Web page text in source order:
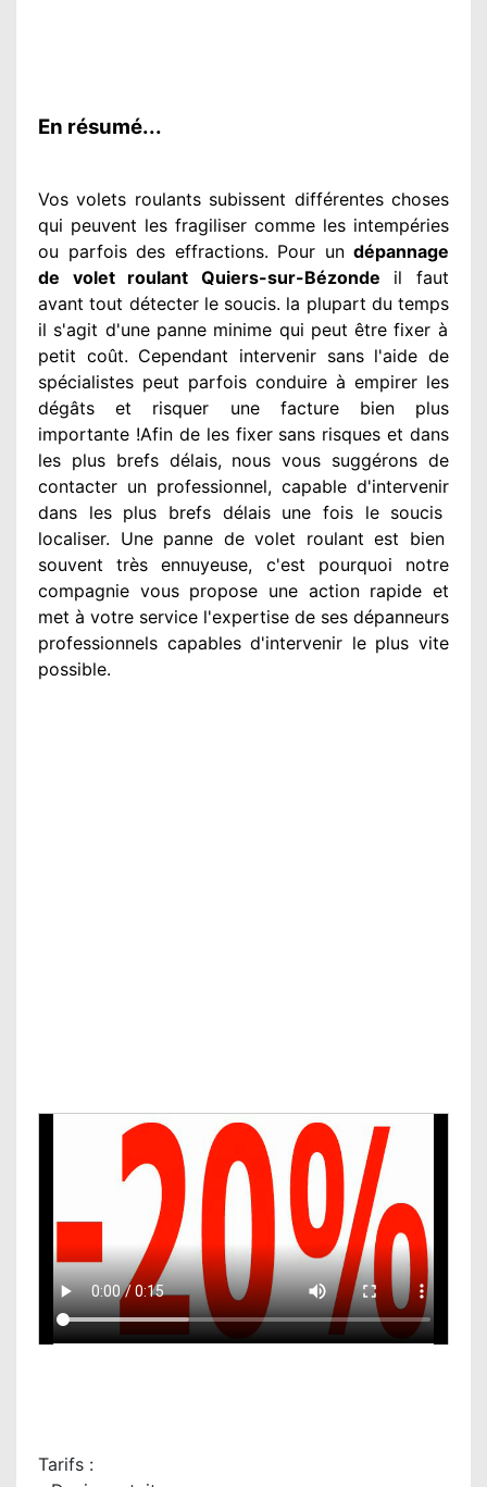
En résumé...
Vos volets roulants subissent différenteschoses
qui peuvent les fragiliser comme les intempéries
ou parfois des effractions. Pour un dépannage
de volet roulant Quiers-sur-Bézonde il faut
avant tout détecterle soucis. la plupart du temps
il s'agit d'une panne minime qui peut être fixer à
petit coût. Cependant intervenir sans l'aide de
spécialistes peut parfois conduire à empirer les
dégâts et risquer une facture bien plus
importante !Afin de les fixersans risques et dans
les plus brefsdélais, nous vous suggérons de
contacter un professionnel, capable d'intervenir
dans les plus brefs délais une fois le soucis
localiser. Une panne de volet roulant est bien
souvent très ennuyeuse, c'est pourquoi notre
compagnie vous propose une actionrapide et
met à votre service l'expertise de ses dépanneurs
professionnels capables d'intervenir le plus vite
possible.
Tarifs :